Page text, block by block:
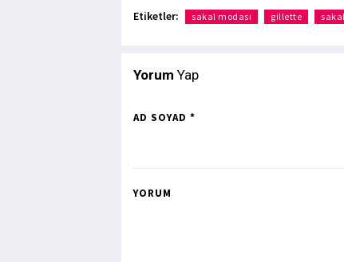
Etiketler: sakal modası gillette sakal
Yorum Yap
AD SOYAD *
YORUM